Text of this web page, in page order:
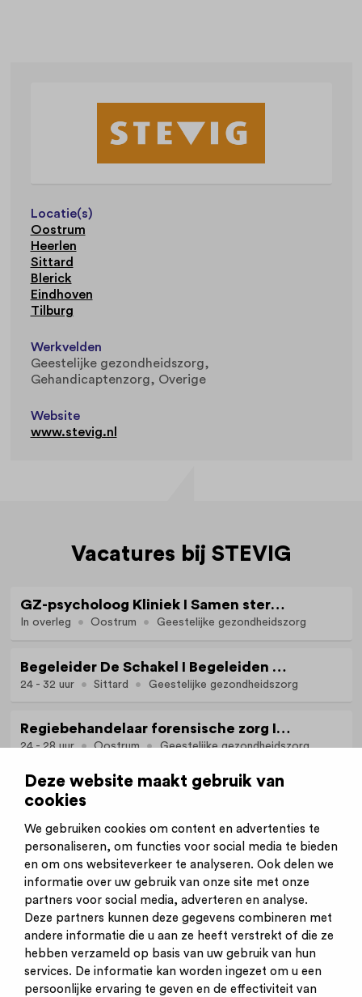
Deze website maakt gebruik van
cookies
We gebruiken cookies om content en advertenties te
personaliseren, om functies voor social media te bieden
en om ons websiteverkeer te analyseren. Ook delen we
informatie over uw gebruik van onze site met onze
partners voor social media, adverteren en analyse.
Deze partners kunnen deze gegevens combineren met
andere informatie die u aan ze heeft verstrekt of die ze
hebben verzameld op basis van uw gebruik van hun
services. De informatie kan worden ingezet om u een
persoonlijke ervaring te geven en de effectiviteit van
Locatie(s)
Oostrum
Heerlen
Sittard
Blerick
Eindhoven
Tilburg
Werkvelden
Geestelijke gezondheidszorg
Gehandicaptenzorg
Overige
Website
www.stevig.nl
Vacatures bij STEVIG
GZ-psycholoog Kliniek I Samen sterk voor groei, herstel en kwaliteit van leven
In overleg Oostrum Geestelijke gezondheidszorg
Begeleider De Schakel I Begeleiden met lef, begrenzen met hart
24 - 32 uur Sittard Geestelijke gezondheidszorg
Regiebehandelaar forensische zorg I Samen bouwen aan herstel en veiligheid
24 - 28 uur Oostrum Geestelijke gezondheidszorg
Inschrijven nieuwsbrief
Inloggen
Contact